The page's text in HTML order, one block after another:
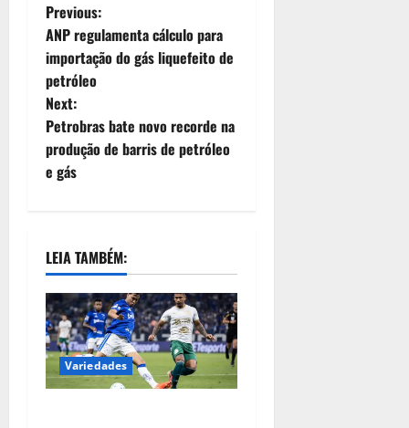
Previous:
ANP regulamenta cálculo para
importação do gás liquefeito de
petróleo
Next:
Petrobras bate novo recorde na
produção de barris de petróleo
e gás
LEIA TAMBÉM:
Variedades